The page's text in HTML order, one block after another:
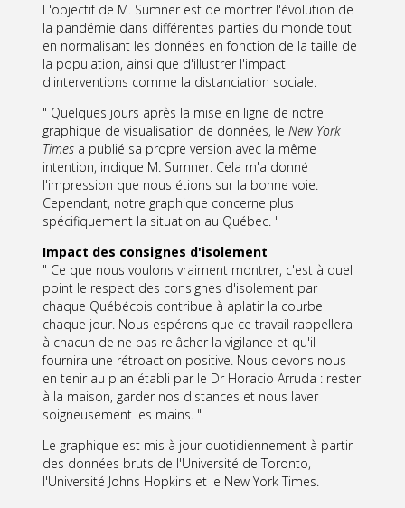
L'objectif de M. Sumner est de montrer l'évolution de
la pandémie dans différentes parties du monde tout
en normalisant les données en fonction de la taille de
la population, ainsi que d'illustrer l'impact
d'interventions comme la distanciation sociale.
" Quelques jours après la mise en ligne de notre
graphique de visualisation de données, le New York
Timesa publié sa propre version avec la même
intention, indique M. Sumner. Cela m'a donné
l'impression que nous étions sur la bonne voie.
Cependant, notre graphique concerne plus
spécifiquement la situation au Québec. "
Impact des consignes d'isolement
" Ce que nous voulons vraiment montrer, c'est à quel
point le respect des consignes d'isolement par
chaque Québécois contribue à aplatir la courbe
chaque jour. Nous espérons que ce travail rappellera
à chacun de ne pas relâcher la vigilance et qu'il
fournira une rétroaction positive. Nous devons nous
en tenir au plan établi par le Dr Horacio Arruda : rester
à la maison, garder nos distances et nous laver
soigneusement les mains. "
Le graphique est mis à jour quotidiennement à partir
des données bruts de l'Université de Toronto,
l'Université Johns Hopkins et le New York Times.